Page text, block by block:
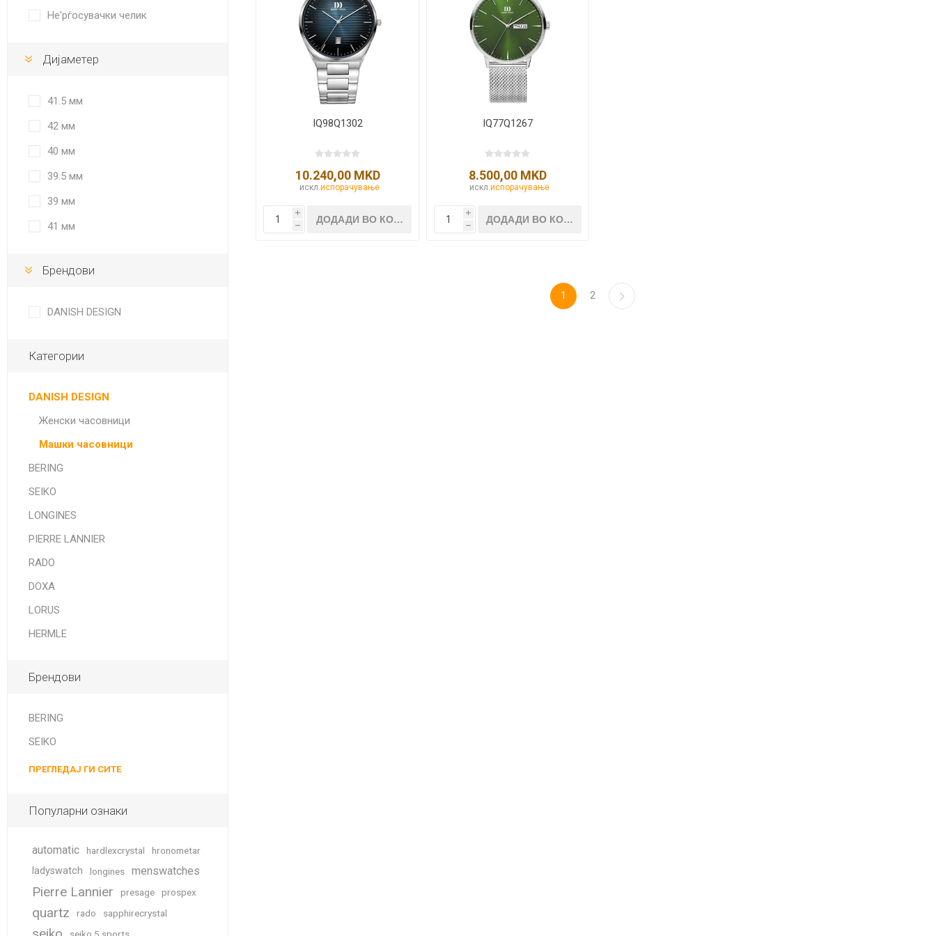
IQ98Q1302
10.240,00 MKD
искл.испорачување
i
h
IQ77Q1267
8.500,00 MKD
искл.испорачување
i
h
1 2
Не'рѓосувачки челик
Дијаметер
41.5 мм
42 мм
40 мм
39.5 мм
39 мм
41 мм
Брендови
DANISH DESIGN
Категории
DANISH DESIGN
Женски часовници
Машки часовници
BERING
SEIKO
LONGINES
PIERRE LANNIER
RADO
DOXA
LORUS
HERMLE
Брендови
BERING
SEIKO
ПРЕГЛЕДАЈ ГИ СИТЕ
Популарни ознаки
automatic hardlexcrystal hronometar
ladyswatch longines menswatches
Pierre Lannier presage prospex
quartz rado sapphirecrystal